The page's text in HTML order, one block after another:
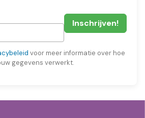
voor meer informatie over hoe
gegevens verwerkt.